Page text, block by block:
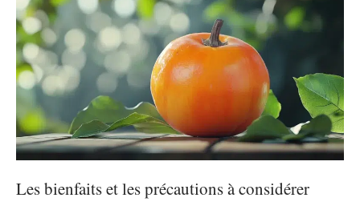
Les bienfaits et les précautions à considérer